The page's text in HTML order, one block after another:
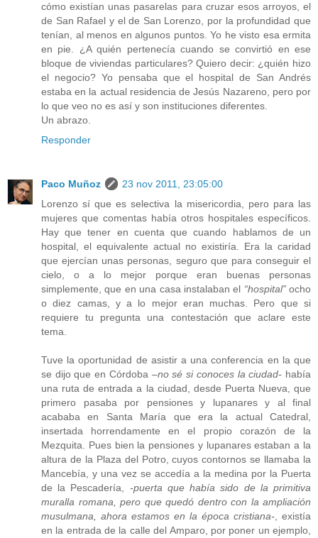
cómo existían unas pasarelas para cruzar esos arroyos, el
de San Rafael y el de San Lorenzo, por la profundidad que
tenían, al menos en algunos puntos. Yo he visto esa ermita
en pie. ¿A quién pertenecía cuando se convirtió en ese
bloque de viviendas particulares? Quiero decir: ¿quién hizo
el negocio? Yo pensaba que el hospital de San Andrés
estaba en la actual residencia de Jesús Nazareno, pero por
lo que veo no es así y son instituciones diferentes.
Un abrazo.
Responder
Paco Muñoz
23 nov 2011, 23:05:00
Lorenzo sí que es selectiva la misericordia, pero para las
mujeres que comentas había otros hospitales específicos.
Hay que tener en cuenta que cuando hablamos de un
hospital, el equivalente actual no existiría. Era la caridad
que ejercían unas personas, seguro que para conseguir el
cielo, o a lo mejor porque eran buenas personas
simplemente, que en una casa instalaban el “hospital”ocho
o diez camas, y a lo mejor eran muchas. Pero que si
requiere tu pregunta una contestación que aclare este
tema.
Tuve la oportunidad de asistir a una conferencia en la que
se dijo que en Córdoba –no sé si conoces la ciudad- había
una ruta de entrada a la ciudad, desde Puerta Nueva, que
primero pasaba por pensiones y lupanares y al final
acababa en Santa María que era la actual Catedral,
insertada horrendamente en el propio corazón de la
Mezquita. Pues bien la pensiones y lupanares estaban a la
altura de la Plaza del Potro, cuyos contornos se llamaba la
Mancebía, y una vez se accedía a la medina por la Puerta
de la Pescadería, -puerta que había sido de la primitiva
muralla romana, pero que quedó dentro con la ampliación
musulmana, ahora estamos en la época cristiana- , existía
en la entrada de la calle del Amparo, por poner un ejemplo,